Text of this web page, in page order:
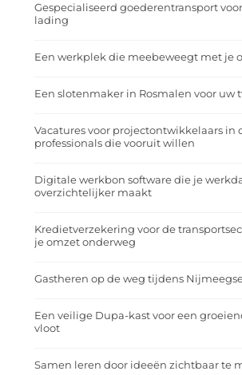
Gespecialiseerd goederentransport
lading
Een werkplek die meebeweegt met je
Een slotenmaker in Rosmalen voor uw
Vacatures voor projectontwikkelaars in
professionals die vooruit willen
Digitale werkbon software die je
overzichtelijker maakt
Kredietverzekering voor de
je omzet onderweg
Gastheren op de weg tijdens
Een veilige Dupa-kast voor een
vloot
Samen leren door ideeën zichtbaar te